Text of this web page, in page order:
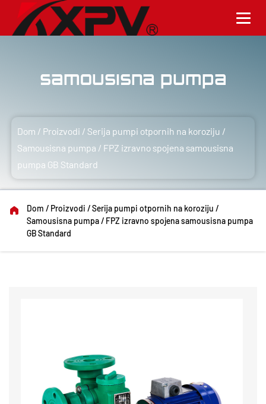
Samousisna pumpa
Dom / Proizvodi /Serija pumpi otpornih na koroziju /
Samousisna pumpa / FPZ izravno spojena samousisna
pumpa GB Standard
Dom / Proizvodi /Serija pumpi otpornih na koroziju /
Samousisna pumpa/ FPZ izravno spojena samousisna pumpa
GB Standard